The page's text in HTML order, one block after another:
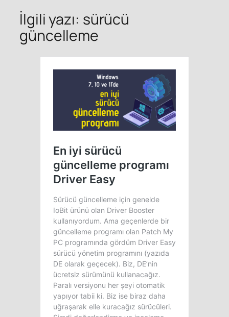
İlgili yazı: sürücü
güncelleme